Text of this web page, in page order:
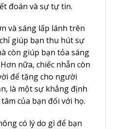
đoán và sự tự tin.
và sáng lấp lánh trên
giúp bạn thu hút sự
còn giúp bạn tỏa sáng
nữa, chiếc nhẫn còn
để tặng cho người
là một sự khẳng định
của bạn đối với họ.
có lý do gì để bạn